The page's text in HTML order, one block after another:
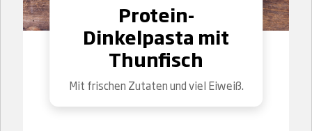
Protein-
Dinkelpasta mit
Thunfisch
Mit frischen Zutaten und viel Eiweiß.